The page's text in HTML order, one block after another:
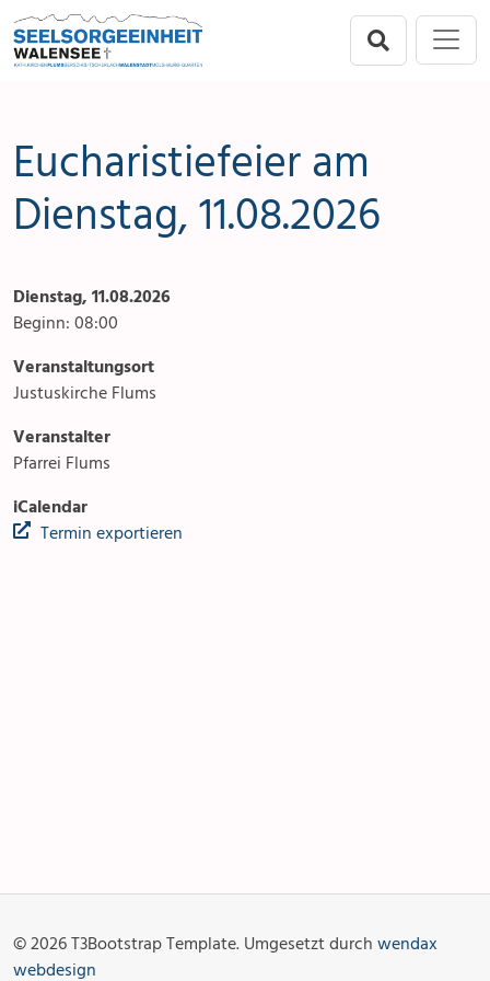
Direkt zur Hauptnavigation springen
Direkt zum Inhalt springen
Eucharistiefeier am
Dienstag, 11.08.2026
Dienstag, 11.08.2026
Beginn: 08:00
Veranstaltungsort
Justuskirche Flums
Veranstalter
Pfarrei Flums
iCalendar
Termin exportieren
© 2026 T3Bootstrap Template. Umgesetzt durch wendax
webdesign
Menu
Berschis-Tscherlach
Mols-Murg-Quarten
Seelsorgeeinheit
Angebote & Sakramente
Kontakte
Aktuelles & Fotogalerie
Links
Angebot & Sakramente
Aktuelles
Fotogalerie
Links